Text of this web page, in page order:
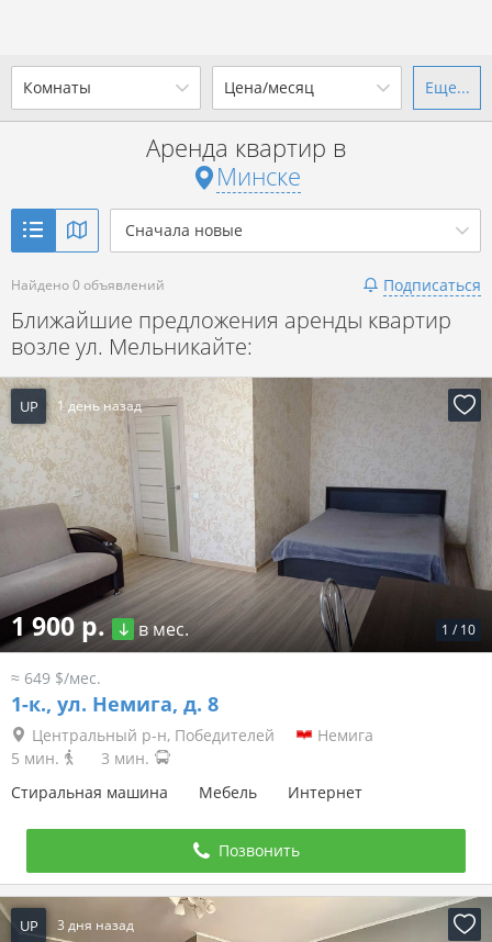
Комнаты
2-комн. 3-комн. 4+
Цена/месяц
от до
р. за всё
Показать объявления
Еще...
Аренда квартир в
Минске
Сначала новые
Найдено 0 объявлений Подписаться
Ближайшие предложения аренды квартир
возле ул. Мельникайте:
UP 1 день назад
1 / 10
1 900 р. в мес.
≈ 649 $/мес.
1-к., ул. Немига, д. 8
Центральный р-н, Победителей
Немига
5 мин.
3 мин.
Стиральная машина
Мебель Интернет
Позвонить
UP 3 дня назад
Ваш город -г. Минск?
Выбрать город